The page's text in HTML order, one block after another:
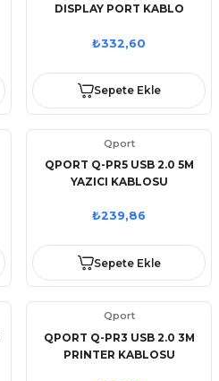
DISPLAY PORT KABLO
₺332,60
Sepete Ekle
Qport
QPORT Q-PR5 USB 2.0 5M
YAZICI KABLOSU
₺239,86
Sepete Ekle
Qport
QPORT Q-PR3 USB 2.0 3M
PRINTER KABLOSU